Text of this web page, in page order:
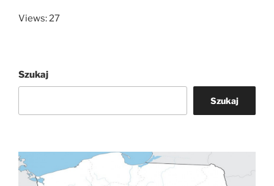
Views: 27
Szukaj
Szukaj